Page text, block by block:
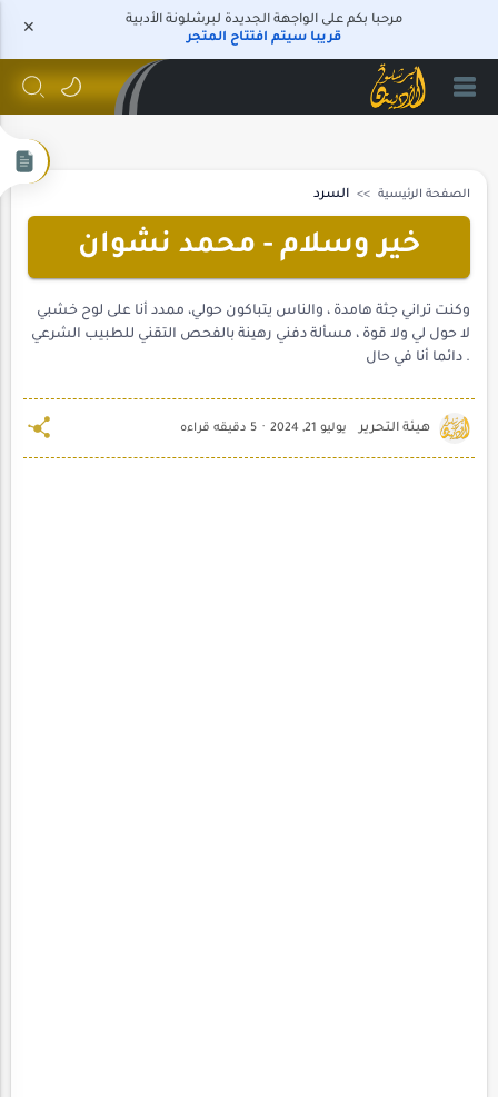
مرحبا بكم على الواجهة الجديدة لبرشلونة الأدبية
قريبا سيتم افتتاح المتجر
الصفحة الرئيسية السرد
خير وسلام - محمد نشوان
وكنت تراني جثة هامدة ، والناس يتباكون حولي، ممدد أنا على لوح خشبي
لا حول لي ولا قوة ، مسألة دفني رهينة بالفحص التقني للطبيب الشرعي
. دائما أنا في حال
5 دقيقه قراءه